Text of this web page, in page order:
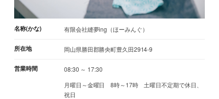
名称(かな) 有限会社縫夢ing（ほーみんぐ）
所在地 岡山県勝田郡勝央町豊久田2914-9
営業時間
08:30 ～ 17:30
月曜日～金曜日 8時～17時 土曜日不定期で休日、
祝日